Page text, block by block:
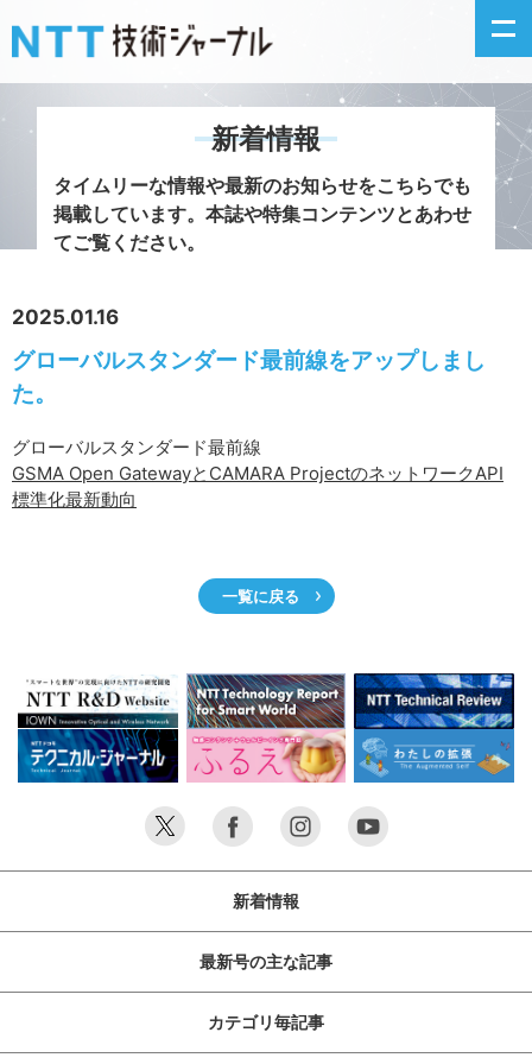
新着情報
掲載月毎記事
問い合わせ
新着情報
タイムリーな情報や最新のお知らせをこちらでも
掲載しています。 本誌や特集コンテンツとあわせ
てご覧ください。
2025.01.16
グローバルスタンダード最前線をアップしまし
た。
グローバルスタンダード最前線
GSMA Open GatewayとCAMARA ProjectのネットワークAPI
標準化最新動向
一覧に戻る
新着情報
最新号の主な記事
カテゴリ毎記事